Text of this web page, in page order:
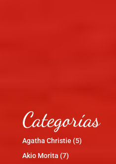
Categorías
Agatha Christie (5)
Akio Morita (7)